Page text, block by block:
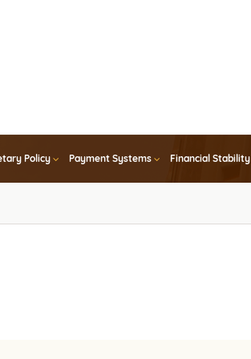
Policy Payment Systems Financial Stability